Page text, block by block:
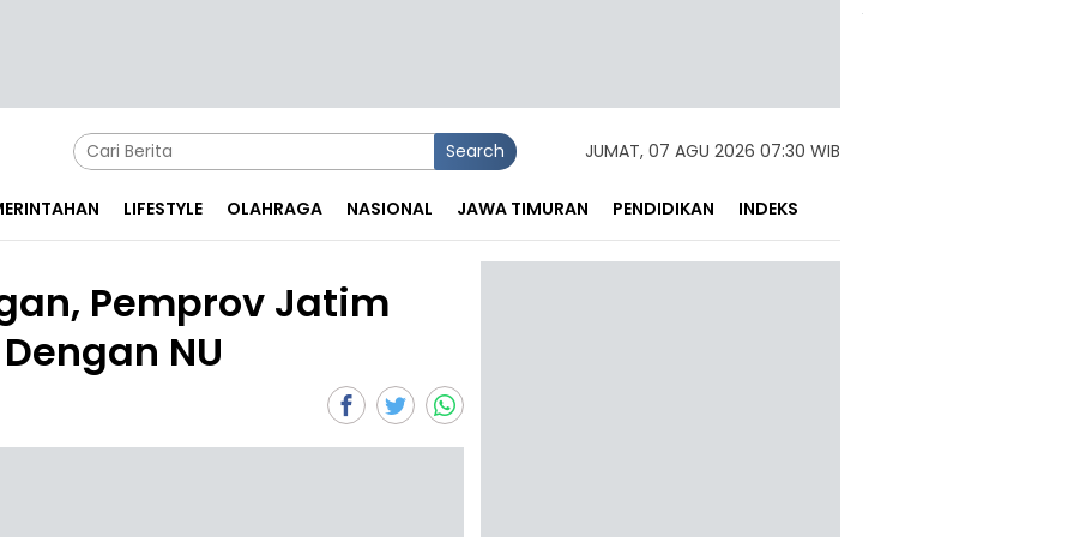
Search JUMAT, 07 AGU 2026 07:30 WIB
LIFESTYLE OLAHRAGA NASIONAL JAWA TIMURAN PENDIDIKAN INDEKS
Pemprov Jatim
NU